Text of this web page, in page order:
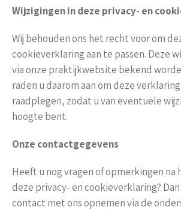
Wijzigingen in deze privacy- en
Wij behouden ons het recht voor om
cookieverklaring aan te passen. Deze
via onze praktijkwebsite bekend
raden u daarom aan om deze
raadplegen, zodat u van eventuele
hoogte bent.
Onze contactgegevens
Heeft u nog vragen of opmerkingen na
deze privacy- en cookieverklaring?
contact met ons opnemen via de